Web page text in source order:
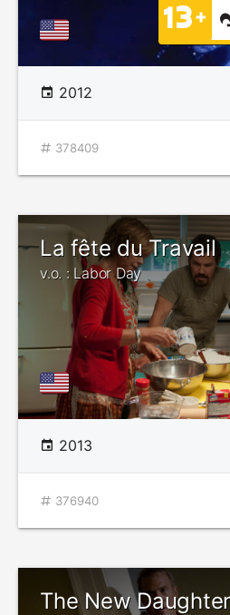
2012
378409
La fête du Travail
v.o. : Labor Day
2013
376940
The New Daughter